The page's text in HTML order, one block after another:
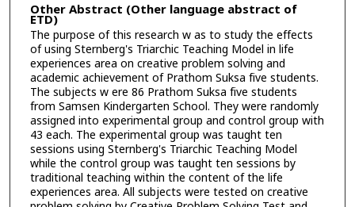
Other Abstract (Other language abstract of
ETD)
The purpose of this research w as to study the effects
of using Sternberg's Triarchic Teaching Model in life
experiences area on creative problem solving and
academic achievement of Prathom Suksa five students.
The subjects w ere 86 Prathom Suksa five students
from Samsen Kindergarten School. They were randomly
assigned into experimental group and control group with
43 each. The experimental group was taught ten
sessions using Sternberg's Triarchic Teaching Model
while the control group was taught ten sessions by
traditional teaching within the content of the life
experiences area. All subjects were tested on creative